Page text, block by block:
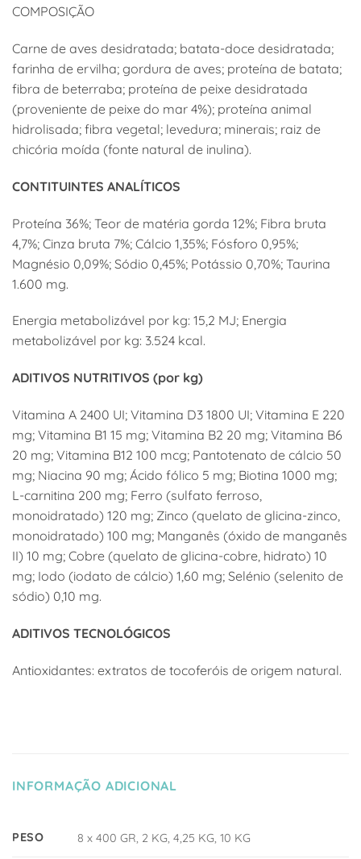
COMPOSIÇÃO
Carne de aves desidratada; batata-doce desidratada;
farinha de ervilha; gordura de aves; proteína de batata;
fibra de beterraba; proteína de peixe desidratada
(proveniente de peixe do mar 4%); proteína animal
hidrolisada; fibra vegetal; levedura; minerais; raiz de
chicória moída (fonte natural de inulina).
CONTITUINTES ANALÍTICOS
Proteína 36%; Teor de matéria gorda 12%; Fibra bruta
4,7%; Cinza bruta 7%; Cálcio 1,35%; Fósforo 0,95%;
Magnésio 0,09%; Sódio 0,45%; Potássio 0,70%; Taurina
1.600 mg.
Energia metabolizável por kg: 15,2 MJ; Energia
metabolizável por kg: 3.524 kcal.
ADITIVOS NUTRITIVOS (por kg)
Vitamina A 2400 UI; Vitamina D3 1800 UI; Vitamina E 220
mg; Vitamina B1 15 mg; Vitamina B2 20 mg; Vitamina B6
20 mg; Vitamina B12 100 mcg; Pantotenato de cálcio 50
mg; Niacina 90 mg; Ácido fólico 5 mg; Biotina 1000 mg;
L-carnitina 200 mg; Ferro (sulfato ferroso,
monoidratado) 120 mg; Zinco (quelato de glicina-zinco,
monoidratado) 100 mg; Manganês (óxido de manganês
II) 10 mg; Cobre (quelato de glicina-cobre, hidrato) 10
mg; Iodo (iodato de cálcio) 1,60 mg; Selénio (selenito de
sódio) 0,10 mg.
ADITIVOS TECNOLÓGICOS
Antioxidantes: extratos de tocoferóis de origem natural.
INFORMAÇÃO ADICIONAL
PESO 8 x 400 GR, 2 KG, 4,25 KG, 10 KG